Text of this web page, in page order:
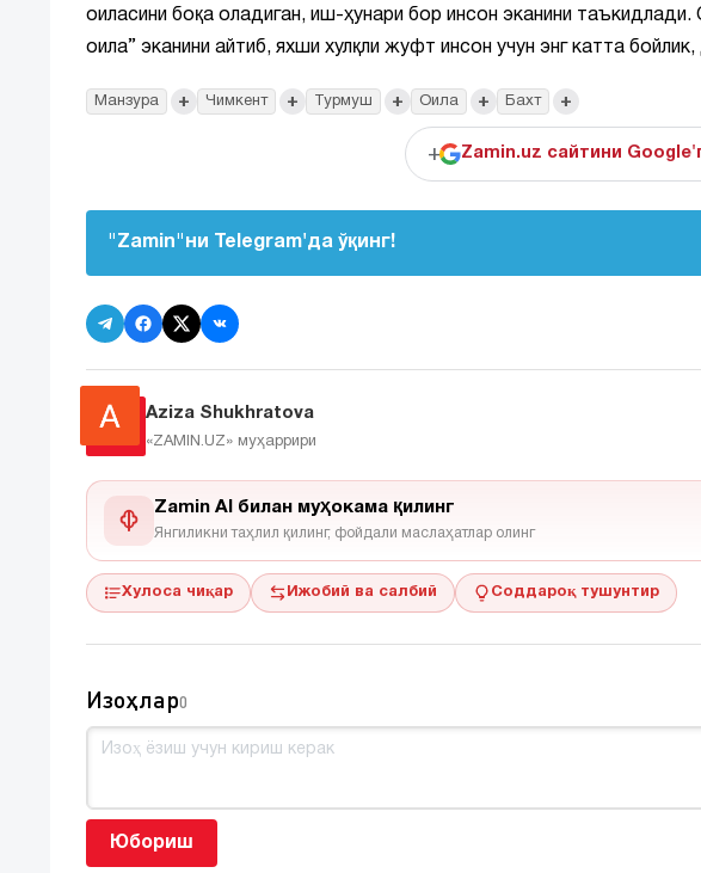
оиласини боқа оладиган, иш-ҳунари бор инсон эканини
оила” эканини айтиб, яхши хулқли жуфт инсон учун энг катта
Манзура + Чимкент + Турмуш + Оила + Бахт +
+ Zamin.uz сайтини
"Zamin"ни Telegram'да ўқинг!
Aziza Shukhratova
«ZAMIN.UZ» муҳаррири
Zamin AI билан муҳокама қилинг
Янгиликни таҳлил қилинг, фойдали маслаҳатлар олинг
Хулоса чиқар Ижобий ва салбий Соддароқ тушунтир
Изоҳлар0
Юбориш